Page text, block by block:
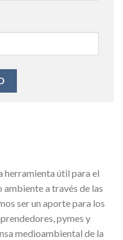
herramienta útil para el
a través de las
ser un aporte para los
pymes y
medioambiental de la